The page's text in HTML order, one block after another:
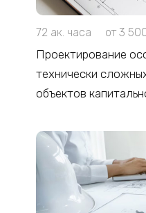
72 ак. часа от 3
Проектирование
технически
объектов